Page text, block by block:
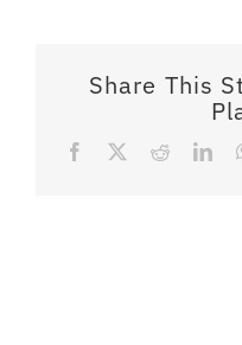
Share This
Facebook Reddit